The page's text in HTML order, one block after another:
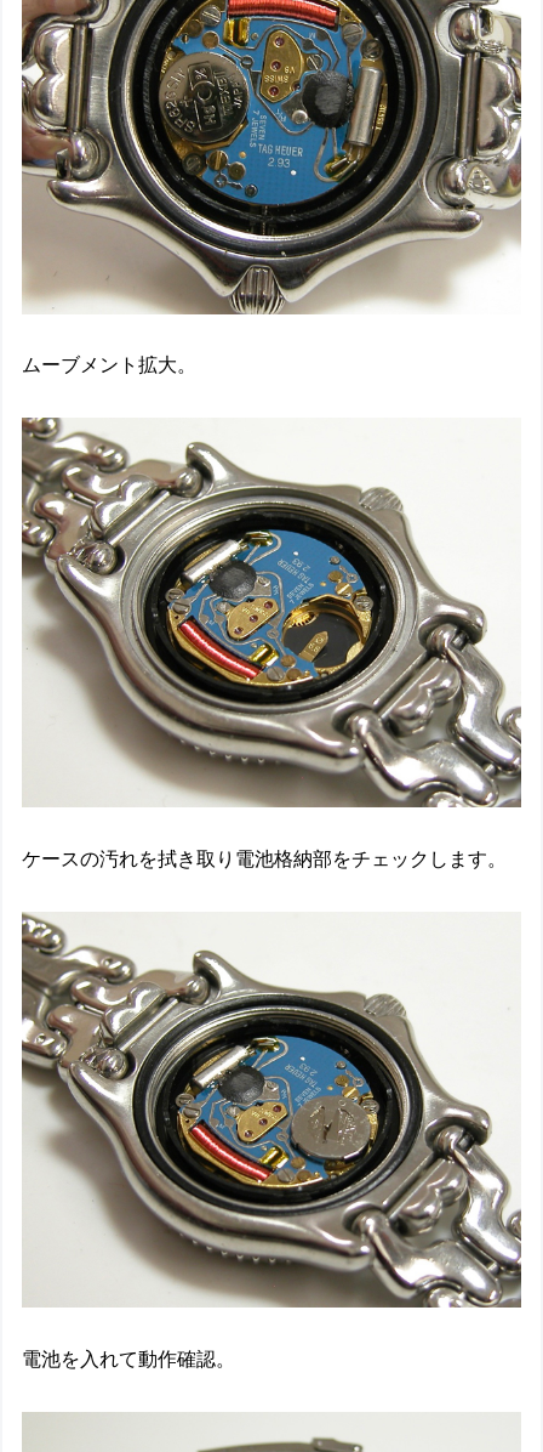
ムーブメント拡大。
ケースの汚れを拭き取り電池格納部をチェックします。
電池を入れて動作確認。